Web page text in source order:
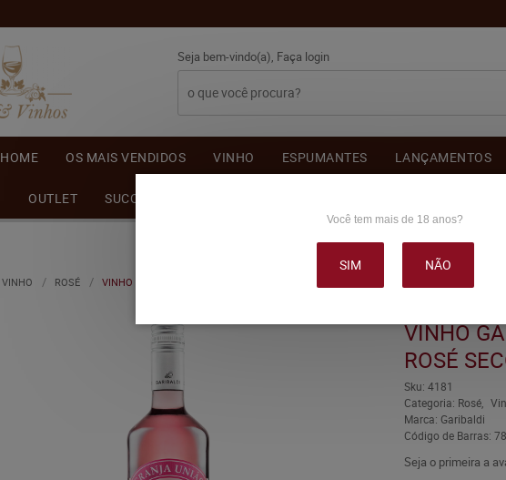
Seja bem-vindo(a), Faça login
HOME OS MAIS VENDIDOS VINHO ESPUMANTES LANÇAMENTOS
OUTLET SUCO DE UVA
VINHO ROSÉ VINHO GARIBALDI GRANJA UNIÃO MERLOT ROSÉ SECO 750ML
VINHO
ROSÉ
Sku: 4181
Categoria: Rosé
Marca: Garibaldi
Código de Barras:
Seja o primeira a
Você tem mais de 18 anos?
SIM NÃO